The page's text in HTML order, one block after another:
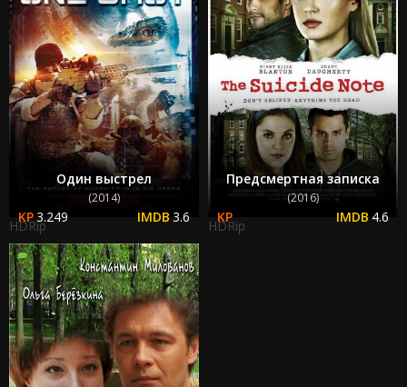
Один выстрел
(2014)
3.249 3.6
HDRip
Предсмертная записка
(2016)
4.6
HDRip